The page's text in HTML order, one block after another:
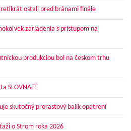
ostali pred bránami finále
zariadenia s prístupom na
produkciou bol na českom trhu
SLOVNAFT
skutočný prorastový balík opatrení
o Strom roka 2026